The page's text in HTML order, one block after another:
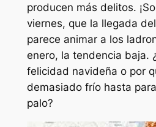
producen más delitos.
viernes, que la llegada
parece animar a los
enero, la tendencia baja.
felicidad navideña o por
demasiado frío hasta
palo?